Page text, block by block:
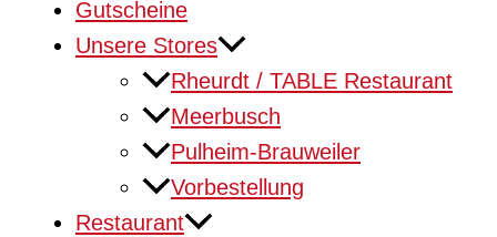
Gutscheine
Unsere Stores
Rheurdt / TABLE Restaurant
Meerbusch
Pulheim-Brauweiler
Vorbestellung
Restaurant